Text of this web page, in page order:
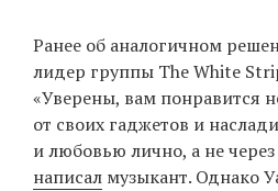
Ранее об аналогичном
лидер группы The White
«Уверены, вам понравится
от своих гаджетов и
и любовью лично, а не
написал музыкант. Однако